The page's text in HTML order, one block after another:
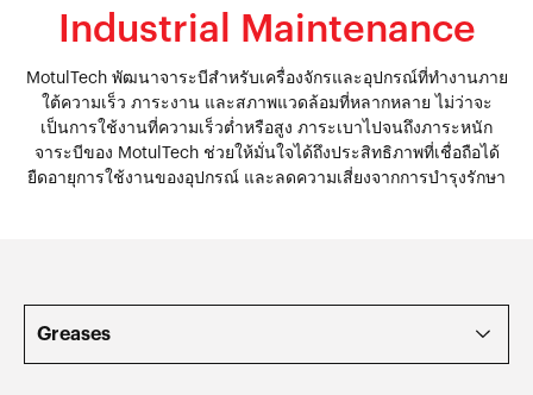
Industrial Maintenance
MotulTech พัฒนาจาระบีสำหรับเครื่องจักรและอุปกรณ์ที่ทำงานภาย
ใต้ความเร็ว ภาระงาน และสภาพแวดล้อมที่หลากหลาย ไม่ว่าจะ
เป็นการใช้งานที่ความเร็วต่ำหรือสูง ภาระเบาไปจนถึงภาระหนัก
จาระบีของ MotulTech ช่วยให้มั่นใจได้ถึงประสิทธิภาพที่เชื่อถือได้
ยืดอายุการใช้งานของอุปกรณ์ และลดความเสี่ยงจากการบำรุงรักษา